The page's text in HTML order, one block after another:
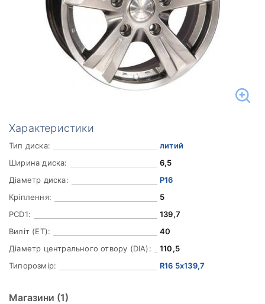
Характеристики
Тип диска:
литий
Ширина диска:
6,5
Діаметр диска:
Р16
Кріплення:
5
PCD1:
139,7
Виліт (ET):
40
Діаметр центрального отвору (DIA):
110,5
Типорозмір:
R16 5x139,7
Магазини (1)